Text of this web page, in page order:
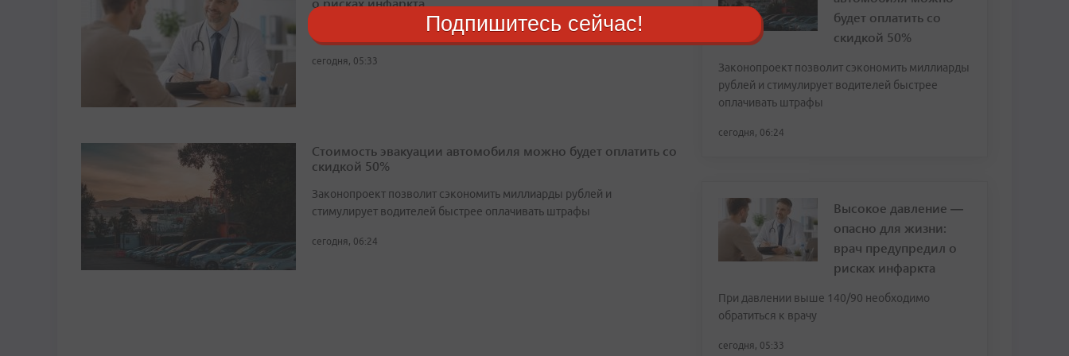
При давлении выше 140/90 необходимо обратиться к врачу
сегодня, 05:33
Стоимость эвакуации автомобиля можно будет оплатить со
скидкой 50%
Законопроект позволит сэкономить миллиарды рублей и
стимулирует водителей быстрее оплачивать штрафы
сегодня, 06:24
будет оплатить со
скидкой 50%
Законопроект позволит сэкономить миллиарды
рублей и стимулирует водителей быстрее
оплачивать штрафы
сегодня, 06:24
Высокое давление —
опасно для жизни:
врач предупредил о
рисках инфаркта
При давлении выше 140/90 необходимо
обратиться к врачу
сегодня, 05:33
Подпишитесь сейчас!